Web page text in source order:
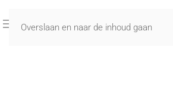
Overslaan en naar de inhoud gaan